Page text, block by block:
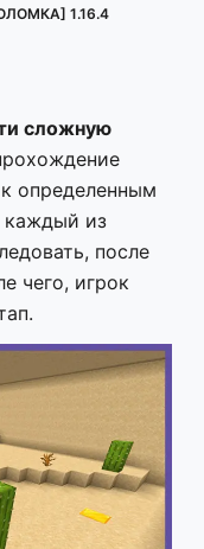
1.16.4
сложную
определенным
каждый из
после
чего, игрок